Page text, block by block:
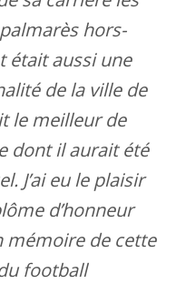
hors-
était aussi une
de la ville de
le meilleur de
dont il aurait été
J’ai eu le plaisir
d’honneur
mémoire de cette
football